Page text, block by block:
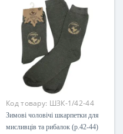
Код товару: ШЗК-1/42-44
Зимові чоловічі шкарпетки для
мисливців та рибалок (р.42-44)